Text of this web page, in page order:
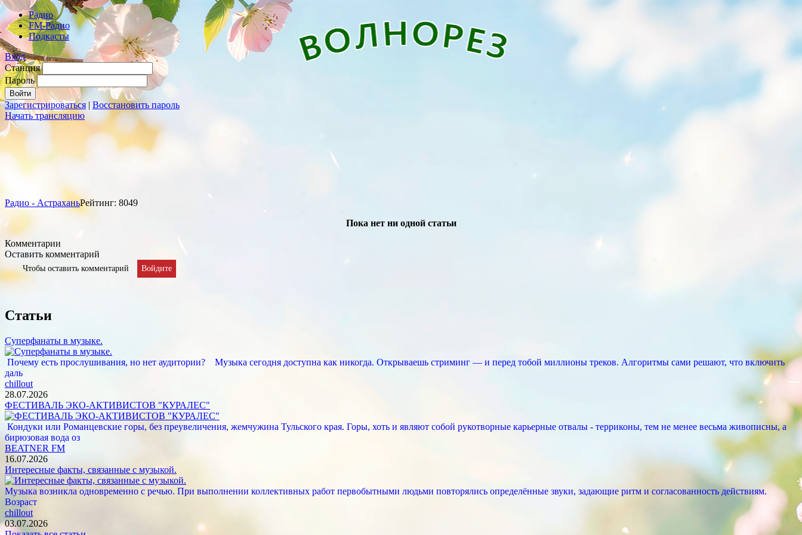
Радио
FM-Радио
Подкасты
Вход
Станция
Пароль
Зарегистрироваться | Восстановить пароль
Начать трансляцию
Радио - АстраханьРейтинг: 8049
Пока нет ни одной статьи
Комментарии
Оставить комментарий
Чтобы оставить комментарий Войдите
Статьи
Суперфанаты в музыке.
Почему есть прослушивания, но нет аудитории? Музыка сегодня доступна как никогда. Открываешь стриминг — и перед тобой миллионы треков. Алгоритмы сами решают, что включить
даль
chillout
28.07.2026
ФЕСТИВАЛЬ ЭКО-АКТИВИСТОВ "КУРАЛЕС"
Кондуки или Романцевские горы, без преувеличения, жемчужина Тульского края. Горы, хоть и являют собой рукотворные карьерные отвалы - терриконы, тем не менее весьма живописны, а
бирюзовая вода оз
BEATNER FM
16.07.2026
Интересные факты, связанные с музыкой.
Музыка возникла одновременно с речью. При выполнении коллективных работ первобытными людьми повторялись определённые звуки, задающие ритм и согласованность действиям.
Возраст
chillout
03.07.2026